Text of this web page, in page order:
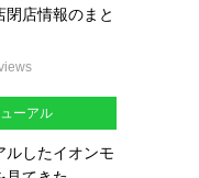
閉店情報のまと
ーアル
ルしたイオンモ